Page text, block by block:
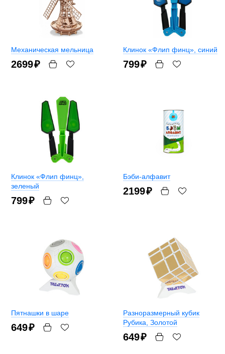
Механическая мельница
2699₽
Клинок «Флип финц» , синий
799₽
Клинок «Флип финц»
зеленый
799₽
Бэби-алфавит
2199₽
Пятнашки в шаре
649₽
Разноразмерный кубик
Рубика , Золотой
649₽